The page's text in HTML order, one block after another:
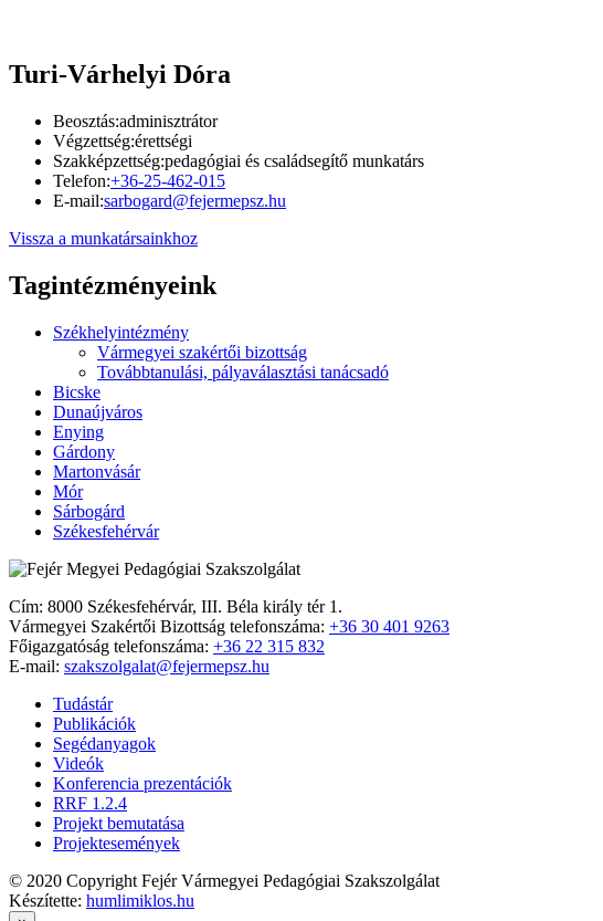
Turi-Várhelyi Dóra
Beosztás:adminisztrátor
Végzettség:érettségi
Szakképzettség:pedagógiai és családsegítő munkatárs
Telefon:+36-25-462-015
E-mail:sarbogard@fejermepsz.hu
Vissza a munkatársainkhoz
Tagintézményeink
Székhelyintézmény
Vármegyei szakértői bizottság
Továbbtanulási, pályaválasztási tanácsadó
Bicske
Dunaújváros
Enying
Gárdony
Martonvásár
Mór
Sárbogárd
Székesfehérvár
Cím: 8000 Székesfehérvár, III. Béla király tér 1.
Vármegyei Szakértői Bizottság telefonszáma: +36 30 401 9263
Főigazgatóság telefonszáma: +36 22 315 832
E-mail: szakszolgalat@fejermepsz.hu
Tudástár
Publikációk
Segédanyagok
Videók
Konferencia prezentációk
RRF 1.2.4
Projekt bemutatása
Projektesemények
© 2020 Copyright Fejér Vármegyei Pedagógiai Szakszolgálat
Készítette: humlimiklos.hu